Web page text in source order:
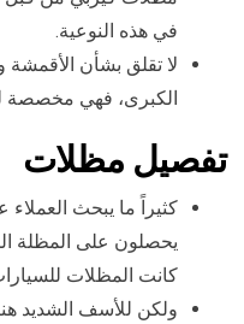
في هذه النوعية.
لا تقلق بشأن
الكبرى، فهي مخصصة
تفصيل مظلات
كثيراً ما يبحث
يحصلون على المظلة
كانت المظلات
ولكن للأسف الشديد